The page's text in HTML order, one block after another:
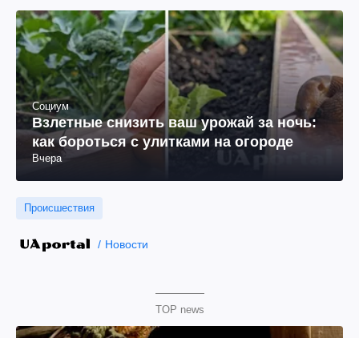
Социум
Взлетные снизить ваш урожай за ночь:
как бороться с улитками на огороде
Вчера
Происшествия
Новости
TOP news